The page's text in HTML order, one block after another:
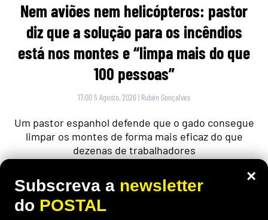
Nem aviões nem helicópteros: pastor
diz que a solução para os incêndios
está nos montes e “limpa mais do que
100 pessoas”
17:00 5 Agosto, 2026 | Rubén Gonçalves
Um pastor espanhol defende que o gado consegue
limpar os montes de forma mais eficaz do que
dezenas de trabalhadores
×
Subscreva a newsletter
do POSTAL